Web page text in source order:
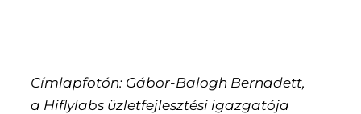
Címlapfotón: Gábor-Balogh Bernadett,
a Hiflylabs üzletfejlesztési igazgatója